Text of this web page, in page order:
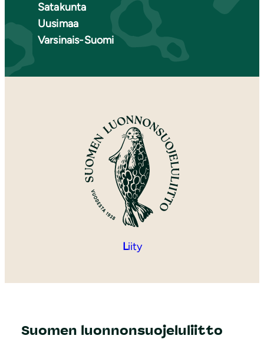
Satakunta
Uusimaa
Varsinais-Suomi
Liity
Suomen luonnonsuojeluliitto